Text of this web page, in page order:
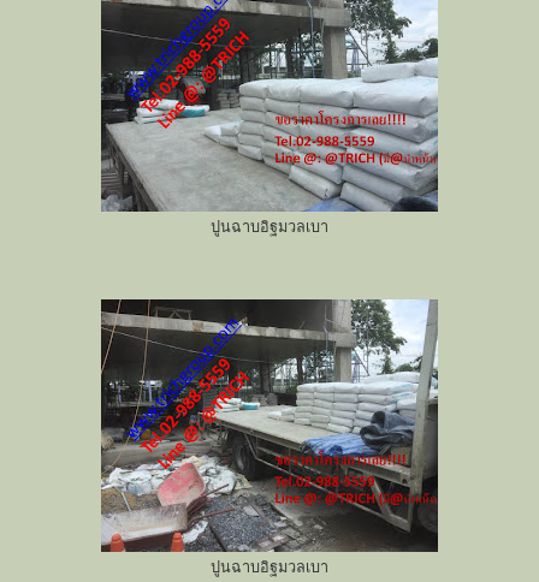
ปูนฉาบอิฐมวลเบา
ปูนฉาบอิฐมวลเบา